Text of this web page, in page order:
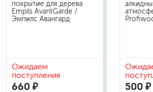
покрытие для дерева
Empils AvantGarde /
Эмпилс Авангард
Ожидаем
поступления
660 ₽ 500 ₽